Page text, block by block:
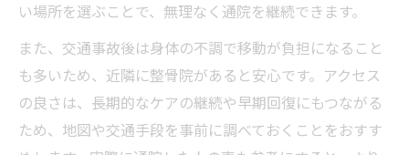
い場所を選ぶことで、無理なく通院を継続できます。
また、交通事故後は身体の不調で移動が負担になること
も多いため、近隣に整骨院があると安心です。アクセス
の良さは、長期的なケアの継続や早期回復にもつながる
ため、地図や交通手段を事前に調べておくことをおすす